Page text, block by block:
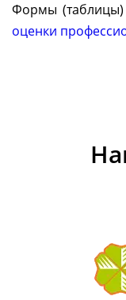
Формы (таблицы)
оценки